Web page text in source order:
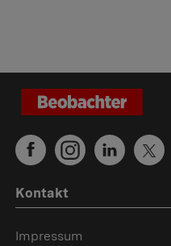
Kontakt
Impressum